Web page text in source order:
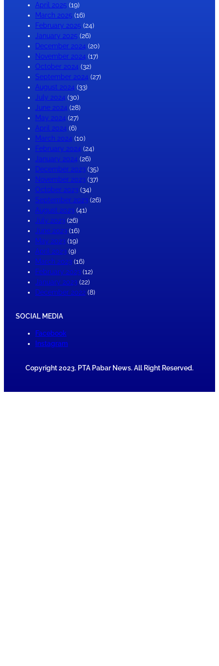
April 2025 (19)
March 2025 (16)
February 2025 (24)
January 2025 (26)
December 2024 (20)
November 2024 (17)
October 2024 (32)
September 2024 (27)
August 2024 (33)
July 2024 (30)
June 2024 (28)
May 2024 (27)
April 2024 (6)
March 2024 (10)
February 2024 (24)
January 2024 (26)
December 2023 (35)
November 2023 (37)
October 2023 (34)
September 2023 (26)
August 2023 (41)
July 2023 (26)
June 2023 (16)
May 2023 (19)
April 2023 (9)
March 2023 (16)
February 2023 (12)
January 2023 (22)
December 2022 (8)
SOCIAL MEDIA
Facebook
Instagram
Copyright 2023. PTA Pabar News. All Right Reserved.